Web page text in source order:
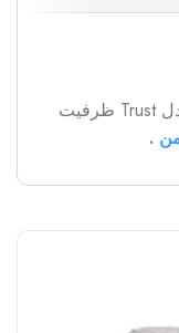
تروبایت مدل Trust ظرفیت
.